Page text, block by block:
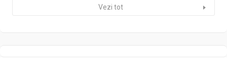
Vezi tot